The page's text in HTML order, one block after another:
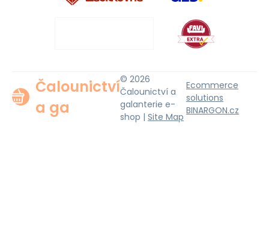
Čalounictví
a ga
© 2026
Čalounictví a
galanterie e-
shop | Site Map
Ecommerce
solutions
BINARGON.cz